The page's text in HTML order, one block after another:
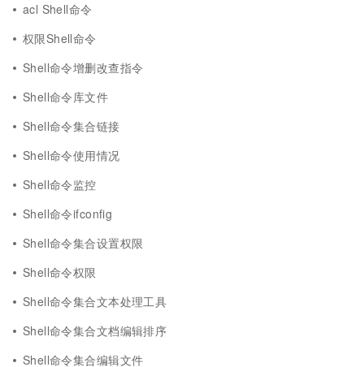
acl Shell命令
权限Shell命令
Shell命令增删改查指令
Shell命令库文件
Shell命令集合链接
Shell命令使用情况
Shell命令监控
Shell命令ifconfig
Shell命令集合设置权限
Shell命令权限
Shell命令集合文本处理工具
Shell命令集合文档编辑排序
Shell命令集合编辑文件